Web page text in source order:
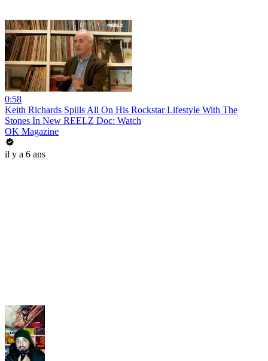
0:58
Keith Richards Spills All On His Rockstar Lifestyle With The
Stones In New REELZ Doc: Watch
OK Magazine
il y a 6 ans